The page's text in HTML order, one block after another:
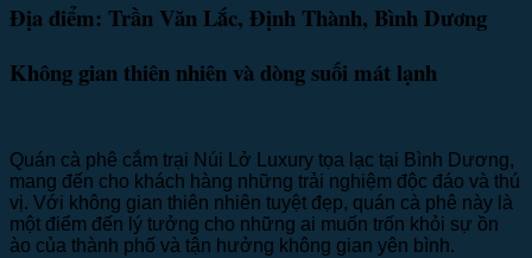
Địa điểm: Trần Văn Lắc, Định Thành, Bình Dương
Không gian thiên nhiên và dòng suối mát lạnh
Quán cà phê cắm trại Núi Lở Luxury tọa lạc tại Bình Dương,
mang đến cho khách hàng những trải nghiệm độc đáo và thú
vị. Với không gian thiên nhiên tuyệt đẹp, quán cà phê này là
một điểm đến lý tưởng cho những ai muốn trốn khỏi sự ồn
ào của thành phố và tận hưởng không gian yên bình.